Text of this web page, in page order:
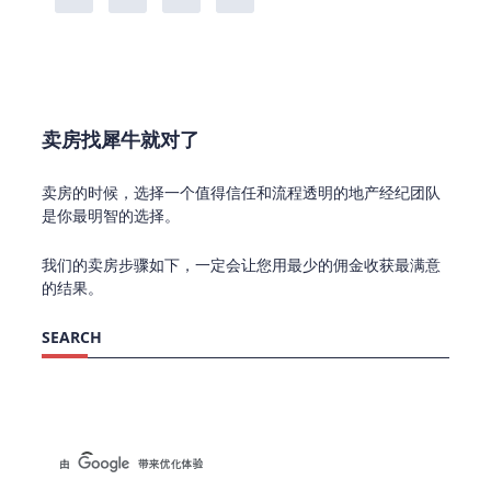
卖房找犀牛就对了
卖房的时候，选择一个值得信任和流程透明的地产经纪团队
是你最明智的选择。
我们的卖房步骤如下，一定会让您用最少的佣金收获最满意
的结果。
SEARCH